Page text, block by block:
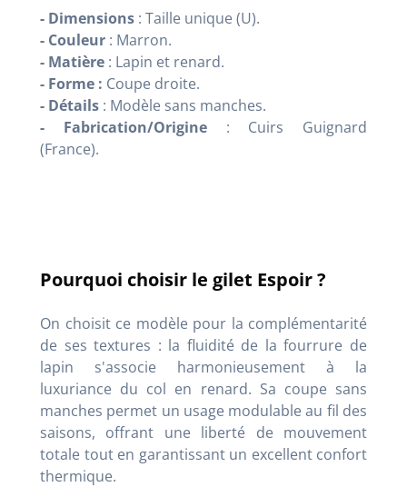
- Dimensions : Taille unique (U).
- Couleur : Marron.
- Matière : Lapin et renard.
- Forme : Coupe droite.
- Détails : Modèle sans manches.
- Fabrication/Origine: Cuirs Guignard
(France).
Pourquoi choisir le gilet Espoir ?
On choisit ce modèle pour la complémentarité
de ses textures : la fluidité de la fourrure de
lapin s'associe harmonieusement à la
luxuriance du col en renard. Sa coupe sans
manches permet un usage modulable au fil des
saisons, offrant une liberté de mouvement
totale tout en garantissant un excellent confort
thermique.